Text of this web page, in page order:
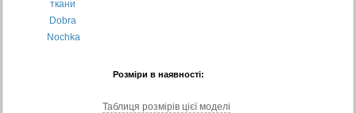
Розміри в наявності:
Таблиця розмiрiв цiєї моделi